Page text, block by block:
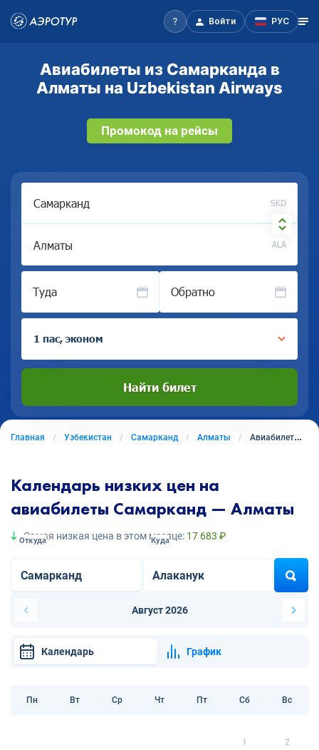
Войти РУС
Авиабилеты из Самарканда в
Алматы на Uzbekistan Airways
Промокод на рейсы
SKD
ALA
Туда Обратно
1 пас, эконом
Найти билет
Главная Узбекистан Самарканд Алматы Авиабилеты из Самарканда в Алматы
Календарь низких цен на
авиабилеты Самарканд — Алматы
Самая низкая цена в этом месяце: 17 683 ₽
Откуда Куда
Август 2026
Календарь График
Пн Вт Ср Чт Пт Сб Вс
1 2